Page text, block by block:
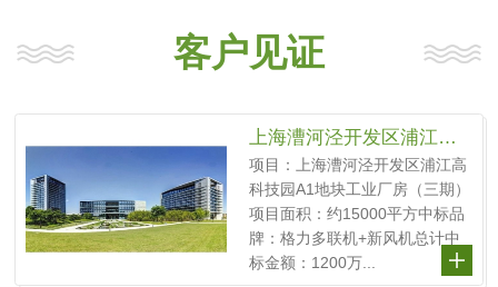
客户见证
上海漕河泾开发区浦江高科技园A1地块工业厂房（三期）
项目：上海漕河泾开发区浦江高
科技园A1地块工业厂房（三期）
项目面积：约15000平方中标品
牌：格力多联机+新风机总计中
标金额：1200万...